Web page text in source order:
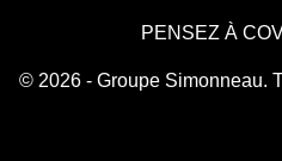
PENSEZ À
© 2026 - Groupe Simonneau.